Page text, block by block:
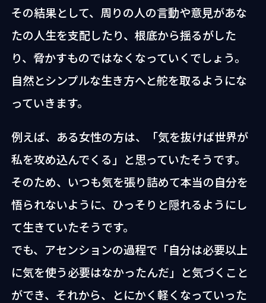
その結果として、周りの人の言動や意見があな
たの人生を支配したり、根底から揺るがした
り、脅かすものではなくなっていくでしょう。
自然とシンプルな生き方へと舵を取るようにな
っていきます。
例えば、ある女性の方は、「気を抜けば世界が
私を攻め込んでくる」と思っていたそうです。
そのため、いつも気を張り詰めて本当の自分を
悟られないように、ひっそりと隠れるようにし
て生きていたそうです。
でも、アセンションの過程で「自分は必要以上
に気を使う必要はなかったんだ」と気づくこと
ができ、それから、とにかく軽くなっていった